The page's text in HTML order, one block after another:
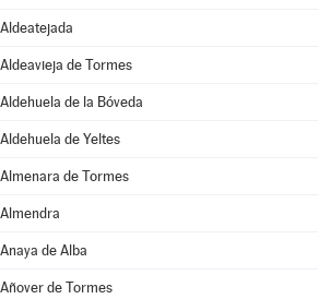
Aldeatejada
Aldeavieja de Tormes
Aldehuela de la Bóveda
Aldehuela de Yeltes
Almenara de Tormes
Almendra
Anaya de Alba
Añover de Tormes